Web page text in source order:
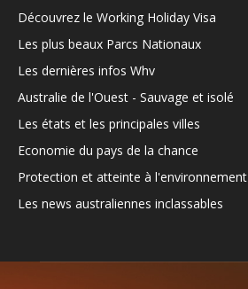
Découvrez le Working Holiday Visa
Les plus beaux Parcs Nationaux
Les dernières infos Whv
Australie de l'Ouest - Sauvage et isolé
Les états et les principales villes
Economie du pays de la chance
Protection et atteinte à l'environnement
Les news australiennes inclassables